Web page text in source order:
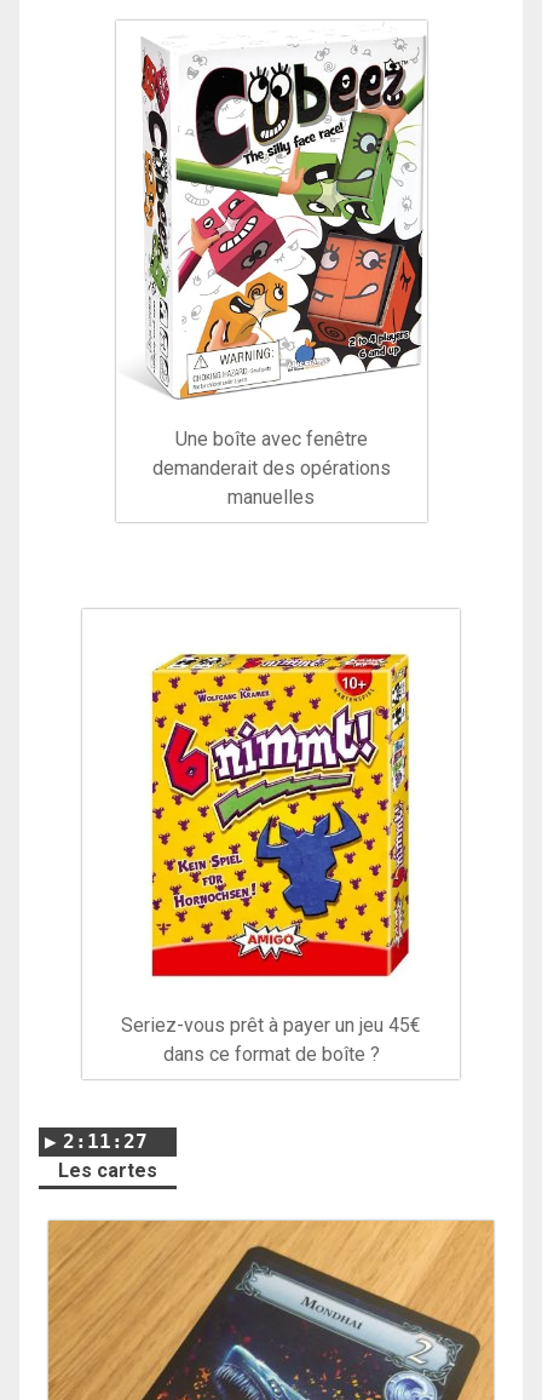
Une boîte avec fenêtre
demanderait des opérations
manuelles
Seriez-vous prêt à payer un jeu 45€
dans ce format de boîte ?
2:11:27
Les cartes